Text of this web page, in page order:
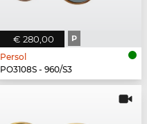
€ 280,00 P
Persol
PO3108S - 960/S3